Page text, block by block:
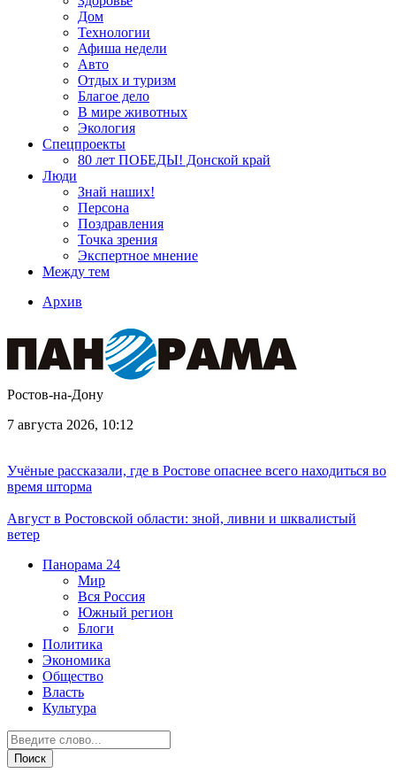
Дом
Технологии
Афиша недели
Авто
Отдых и туризм
Благое дело
В мире животных
Экология
Спецпроекты
80 лет ПОБЕДЫ! Донской край
Люди
Знай наших!
Персона
Поздравления
Точка зрения
Экспертное мнение
Между тем
Архив
Ростов-на-Дону
7 августа 2026, 10:12
Учёные рассказали, где в Ростове опаснее всего находиться во
время шторма
Август в Ростовской области: зной, ливни и шквалистый
ветер
Панорама 24
Мир
Вся Россия
Южный регион
Блоги
Политика
Экономика
Общество
Власть
Культура